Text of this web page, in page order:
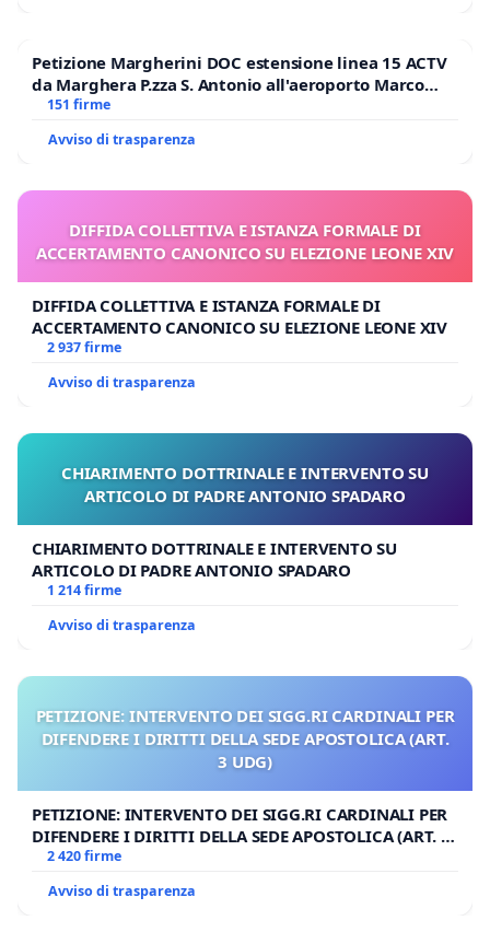
Petizione Margherini DOC estensione linea 15 ACTV
da Marghera P.zza S. Antonio all'aeroporto Marco
Polo tariffa a € 1,50
151 firme
Avviso di trasparenza
DIFFIDA COLLETTIVA E ISTANZA FORMALE DI
ACCERTAMENTO CANONICO SU ELEZIONE LEONE XIV
DIFFIDA COLLETTIVA E ISTANZA FORMALE DI
ACCERTAMENTO CANONICO SU ELEZIONE LEONE XIV
2 937 firme
Avviso di trasparenza
CHIARIMENTO DOTTRINALE E INTERVENTO SU
ARTICOLO DI PADRE ANTONIO SPADARO
CHIARIMENTO DOTTRINALE E INTERVENTO SU
ARTICOLO DI PADRE ANTONIO SPADARO
1 214 firme
Avviso di trasparenza
PETIZIONE: INTERVENTO DEI SIGG.RI CARDINALI PER
DIFENDERE I DIRITTI DELLA SEDE APOSTOLICA (ART.
3 UDG)
PETIZIONE: INTERVENTO DEI SIGG.RI CARDINALI PER
DIFENDERE I DIRITTI DELLA SEDE APOSTOLICA (ART. 3
UDG)
2 420 firme
Avviso di trasparenza